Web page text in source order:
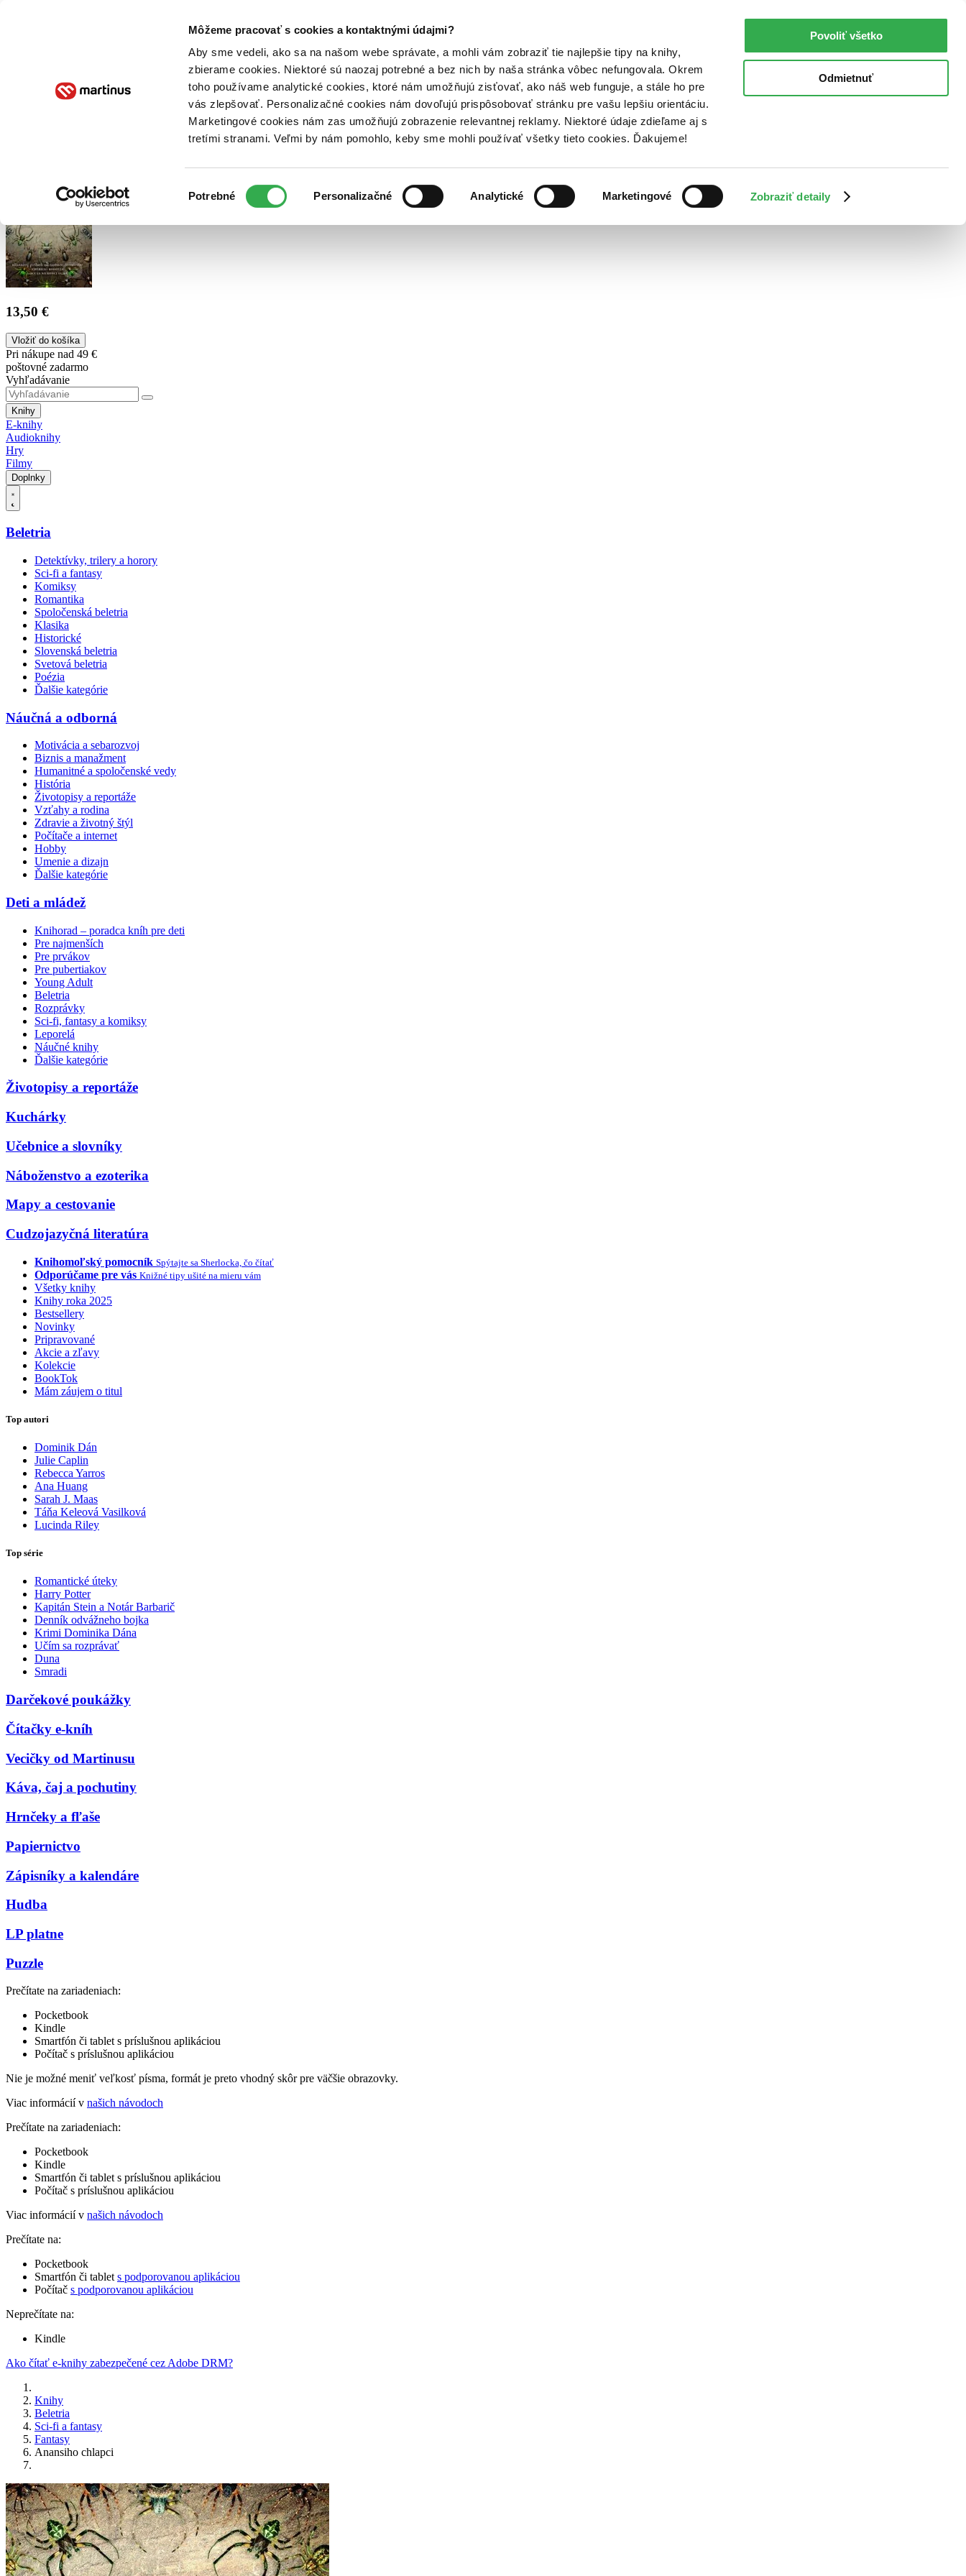
Môžeme pracovať s cookies a kontaktnými údajmi?
Aby sme vedeli, ako sa na našom webe správate, a mohli vám zobraziť tie najlepšie tipy na knihy,
zbierame cookies. Niektoré sú naozaj potrebné a bez nich by naša stránka vôbec nefungovala. Okrem
toho používame analytické cookies, ktoré nám umožňujú zisťovať, ako náš web funguje, a stále ho pre
vás zlepšovať. Personalizačné cookies nám dovoľujú prispôsobovať stránku pre vašu lepšiu orientáciu.
Marketingové cookies nám zas umožňujú zobrazenie relevantnej reklamy. Niektoré údaje zdieľame aj s
tretími stranami. Veľmi by nám pomohlo, keby sme mohli používať všetky tieto cookies. Ďakujeme!
súhlasu
Potrebné Personalizačné Analytické Marketingové Zobraziť detaily
Povoliť všetko
Odmietnuť
Poukážky Kontakt
13,50 €
Vložiť do košíka
Pri nákupe nad 49 €
poštovné zadarmo
Vyhľadávanie
Knihy
E-knihy
Audioknihy
Hry
Filmy
Doplnky
Beletria
Detektívky, trilery a horory
Sci-fi a fantasy
Komiksy
Romantika
Spoločenská beletria
Klasika
Historické
Slovenská beletria
Svetová beletria
Poézia
Ďalšie kategórie
Náučná a odborná
Motivácia a sebarozvoj
Biznis a manažment
Humanitné a spoločenské vedy
História
Životopisy a reportáže
Vzťahy a rodina
Zdravie a životný štýl
Počítače a internet
Hobby
Umenie a dizajn
Ďalšie kategórie
Deti a mládež
Knihorad – poradca kníh pre deti
Pre najmenších
Pre prvákov
Pre pubertiakov
Young Adult
Beletria
Rozprávky
Sci-fi, fantasy a komiksy
Leporelá
Náučné knihy
Ďalšie kategórie
Životopisy a reportáže
Kuchárky
Učebnice a slovníky
Náboženstvo a ezoterika
Mapy a cestovanie
Cudzojazyčná literatúra
Knihomoľský pomocník Spýtajte sa Sherlocka, čo čítať
Odporúčame pre vás Knižné tipy ušité na mieru vám
Všetky knihy
Knihy roka 2025
Bestsellery
Novinky
Pripravované
Akcie a zľavy
Kolekcie
BookTok
Mám záujem o titul
Top autori
Dominik Dán
Julie Caplin
Rebecca Yarros
Ana Huang
Sarah J. Maas
Táňa Keleová Vasilková
Lucinda Riley
Top série
Romantické úteky
Harry Potter
Kapitán Stein a Notár Barbarič
Denník odvážneho bojka
Krimi Dominika Dána
Učím sa rozprávať
Duna
Smradi
Darčekové poukážky
Čítačky e-kníh
Vecičky od Martinusu
Káva, čaj a pochutiny
Hrnčeky a fľaše
Papiernictvo
Zápisníky a kalendáre
Hudba
LP platne
Puzzle
Prečítate na zariadeniach:
Pocketbook
Kindle
Smartfón či tablet s príslušnou aplikáciou
Počítač s príslušnou aplikáciou
Nie je možné meniť veľkosť písma, formát je preto vhodný skôr pre väčšie obrazovky.
Viac informácií v našich návodoch
Prečítate na zariadeniach:
Pocketbook
Kindle
Smartfón či tablet s príslušnou aplikáciou
Počítač s príslušnou aplikáciou
Viac informácií v našich návodoch
Prečítate na:
Pocketbook
Smartfón či tablet s podporovanou aplikáciou
Počítač s podporovanou aplikáciou
Neprečítate na:
Kindle
Ako čítať e-knihy zabezpečené cez Adobe DRM?
Knihy
Beletria
Sci-fi a fantasy
Fantasy
Anansiho chlapci